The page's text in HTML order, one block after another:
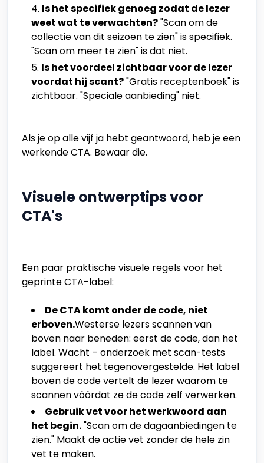
Is het specifiek genoeg zodat de lezer
weet wat te verwachten?"Scan om de
collectie van dit seizoen te zien" is specifiek.
"Scan om meer te zien" is dat niet.
Is het voordeel zichtbaar voor de lezer
voordat hij scant?"Gratis receptenboek" is
zichtbaar. "Speciale aanbieding" niet.
Als je op alle vijf ja hebt geantwoord, heb je een
werkende CTA. Bewaar die.
Visuele ontwerptips voor
CTA's
Een paar praktische visuele regels voor het
geprinte CTA-label:
De CTA komt onder de code, niet
erboven.Westerse lezers scannen van
boven naar beneden: eerst de code, dan het
label. Wacht – onderzoek met scan-tests
suggereert het tegenovergestelde. Het label
boven de code vertelt de lezer waarom te
scannen vóórdat ze de code zelf verwerken.
Gebruik vet voor het werkwoord aan
het begin."Scan om de dagaanbiedingen te
zien." Maakt de actie vet zonder de hele zin
vet te maken.